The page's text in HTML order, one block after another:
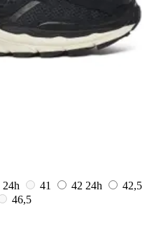
24h 41 42 24h
42,5
46,5